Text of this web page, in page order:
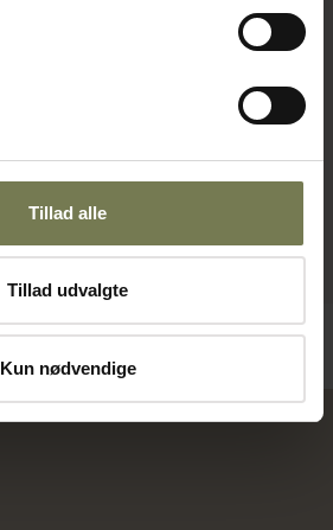
Tillad alle
Tillad udvalgte
Kun nødvendige